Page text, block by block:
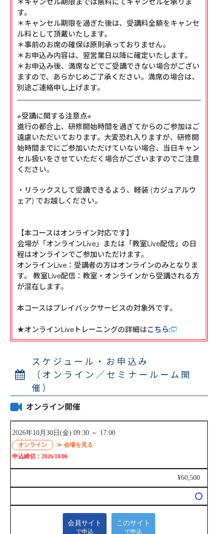
す。
＊キャンセル期限を過ぎた後は、受講料全額をキャンセ
ル料として頂戴いたします。
＊事前のお席の確保は原則承っておりません。
＊お申込み内容は、翌営業日以降に確定いたします。
＊お申込み後、満席などでご受講できない場合がござい
ますので、あらかじめご了承ください。満席の場合は、
別途ご連絡申し上げます。
※受講に関する注意点※
進行の都合上、研修開始時間を過ぎてからのご参加はご
遠慮いただいております。大変恐れ入りますが、研修開
始時間までにご参加いただけていない場合、当日キャン
セル扱いをさせていただく場合がございますのでご注意
ください。
・リラックスして受講できるよう、軽装 (カジュアルウ
ェア) でお越しください。
【本コースはオンライン対応です】
会場が「オンラインLive」または「教室Live配信」の日
程はオンラインでご参加いただけます。
オンラインLive：受講者の方はオンラインのみとなりま
す。 教室Live配信：教室・オンラインから受講される方
が混在します。
本コースはプレイバックサービスの対象外です。
★オンラインLiveトレーニングの詳細はこちら
スケジュール・お申込み
（オンライン／セミナールーム開
催）
オンライン開催